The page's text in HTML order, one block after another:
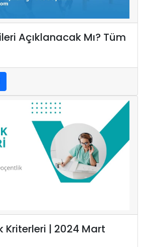
Açıklanacak Mı? Tüm
Kriterleri | 2024 Mart